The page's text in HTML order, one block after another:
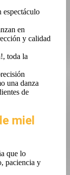
espectáculo
en
y calidad
toda la
una danza
de
miel
que lo
paciencia y